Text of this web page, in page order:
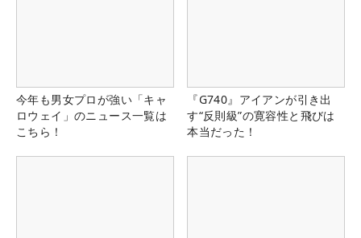
今年も男女プロが強い「キャ
ロウェイ」のニュース一覧は
こちら！
『G740』アイアンが引き出
す“反則級”の寛容性と飛びは
本当だった！